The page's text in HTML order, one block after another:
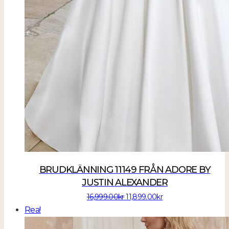
BRUDKLÄNNING 11149 FRÅN ADORE BY
JUSTIN ALEXANDER
16,999.00krDet
priset
11,899.00krDet
priset
Rea!